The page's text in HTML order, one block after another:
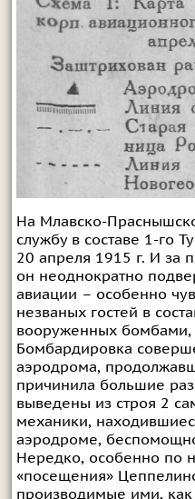
На Млавско-
службу в составе 1-го
20 апреля 1915 г. И за
он неоднократно
авиации – особенно
незваных гостей в
вооруженных бомбами,
Бомбардировка
аэродрома,
причинила большие
выведены из строя 2
механики,
аэродроме,
Нередко, особенно по
«посещения»
производимые ими,